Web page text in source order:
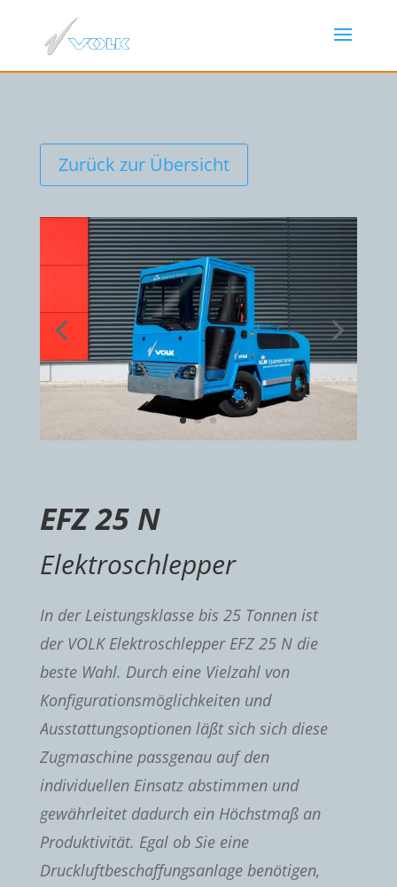
Zurück zur Übersicht
EFZ 25 N
Elektroschlepper
In der Leistungsklasse bis 25 Tonnen ist
der VOLK Elektroschlepper EFZ 25 N die
beste Wahl. Durch eine Vielzahl von
Konfigurationsmöglichkeiten und
Ausstattungsoptionen läßt sich sich diese
Zugmaschine passgenau auf den
individuellen Einsatz abstimmen und
gewährleitet dadurch ein Höchstmaß an
Produktivität. Egal ob Sie eine
Druckluftbeschaffungsanlage benötigen,